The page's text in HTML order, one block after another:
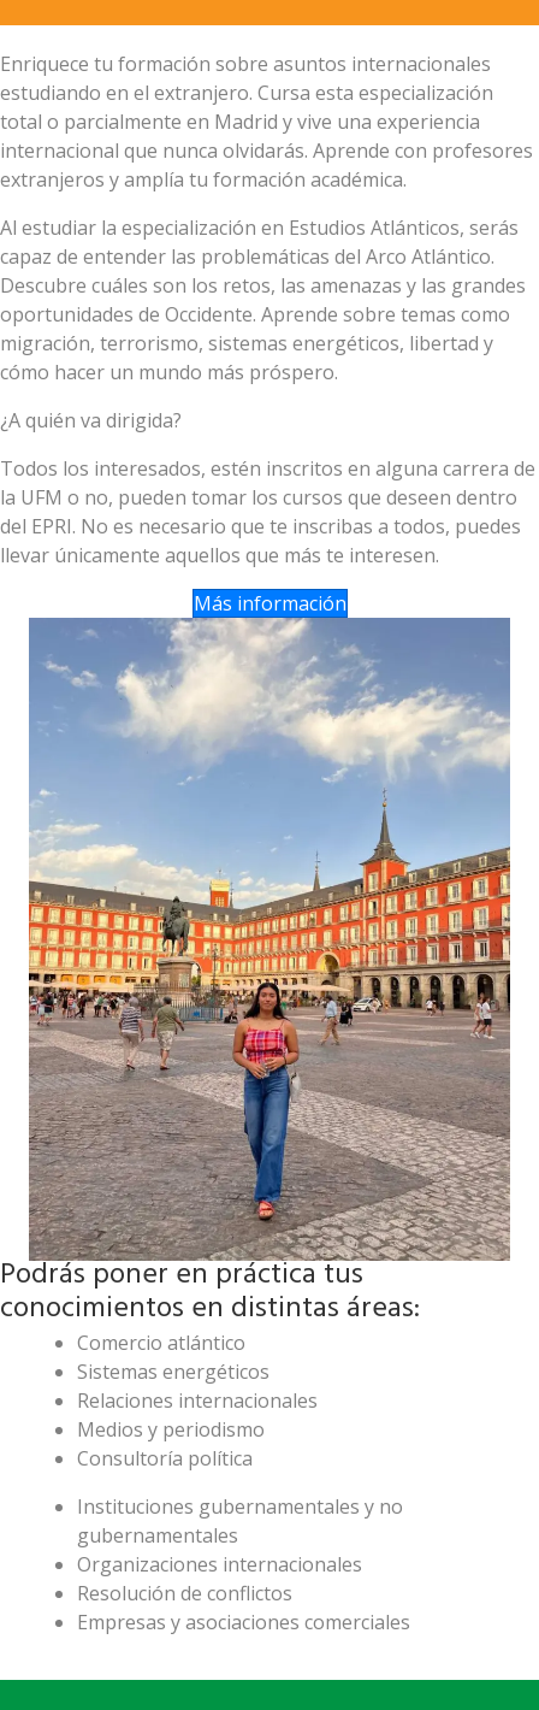
Enriquece tu formación sobre asuntos internacionales
estudiando en el extranjero. Cursa esta especialización
total o parcialmente en Madrid y vive una experiencia
internacional que nunca olvidarás. Aprende con profesores
extranjeros y amplía tu formación académica.
Al estudiar la especialización en Estudios Atlánticos, serás
capaz de entender las problemáticas del Arco Atlántico.
Descubre cuáles son los retos, las amenazas y las grandes
oportunidades de Occidente. Aprende sobre temas como
migración, terrorismo, sistemas energéticos, libertad y
cómo hacer un mundo más próspero.
¿A quién va dirigida?
Todos los interesados, estén inscritos en alguna carrera de
la UFM o no, pueden tomar los cursos que deseen dentro
del EPRI. No es necesario que te inscribas a todos, puedes
llevar únicamente aquellos que más te interesen.
Más información
Podrás poner en práctica tus
conocimientos en distintas áreas:
Comercio atlántico
Sistemas energéticos
Relaciones internacionales
Medios y periodismo
Consultoría política
Instituciones gubernamentales y no
gubernamentales
Organizaciones internacionales
Resolución de conflictos
Empresas y asociaciones comerciales